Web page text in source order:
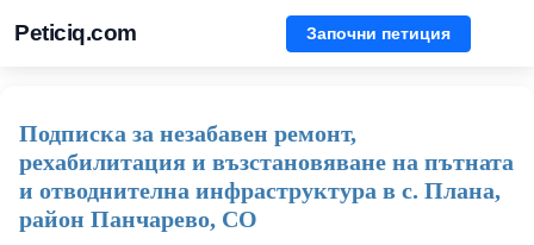
Peticiq.com Започни петиция
Подписка за незабавен ремонт,
рехабилитация и възстановяване на пътната
и отводнителна инфраструктура в с. Плана,
район Панчарево, СO